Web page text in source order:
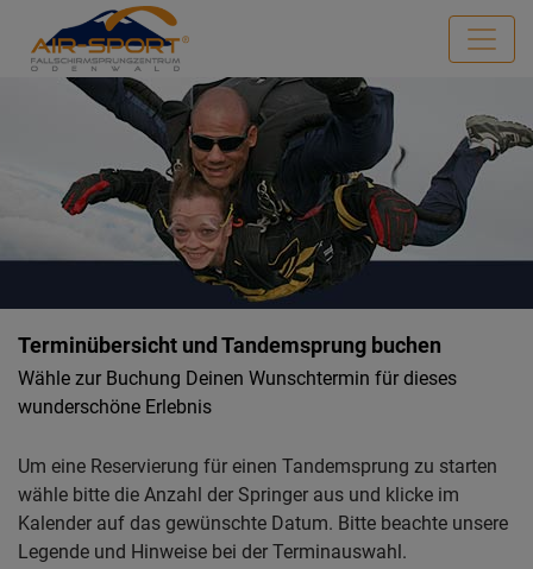
Terminübersicht und Tandemsprung buchen
Wähle zur Buchung Deinen Wunschtermin für dieses
wunderschöne Erlebnis
Um eine Reservierung für einen Tandemsprung zu starten
wähle bitte die Anzahl der Springer aus und klicke im
Kalender auf das gewünschte Datum. Bitte beachte unsere
Legende und Hinweise bei der Terminauswahl.